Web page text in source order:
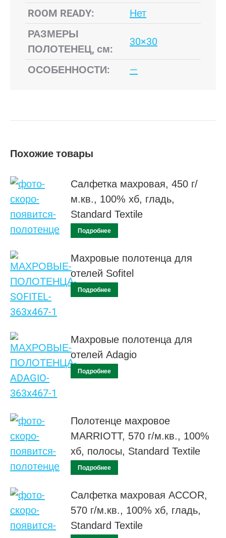
ROOM READY:
Нет
РАЗМЕРЫ
ПОЛОТЕНЕЦ, см:
30×30
ОСОБЕННОСТИ: —
Похожие товары
Салфетка махровая, 450 г/
м.кв., 100% хб, гладь,
Standard Textile
Подробнее
Махровые полотенца для
отелей Sofitel
Подробнее
Махровые полотенца для
отелей Adagio
Подробнее
Полотенце махровое
MARRIOTT, 570 г/м.кв., 100%
хб, полосы, Standard Textile
Подробнее
Салфетка махровая ACCOR,
570 г/м.кв., 100% хб, гладь,
Standard Textile